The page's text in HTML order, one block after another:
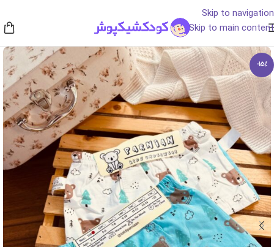
Skip to navigation
Skip to main content
-15%